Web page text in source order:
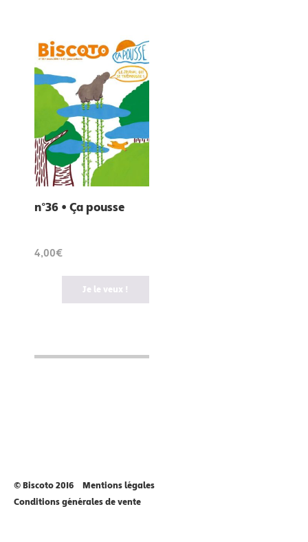
n°36 • Ça pousse
4,00€
Je le veux !
© Biscoto 2016
Mentions légales
Conditions générales de vente